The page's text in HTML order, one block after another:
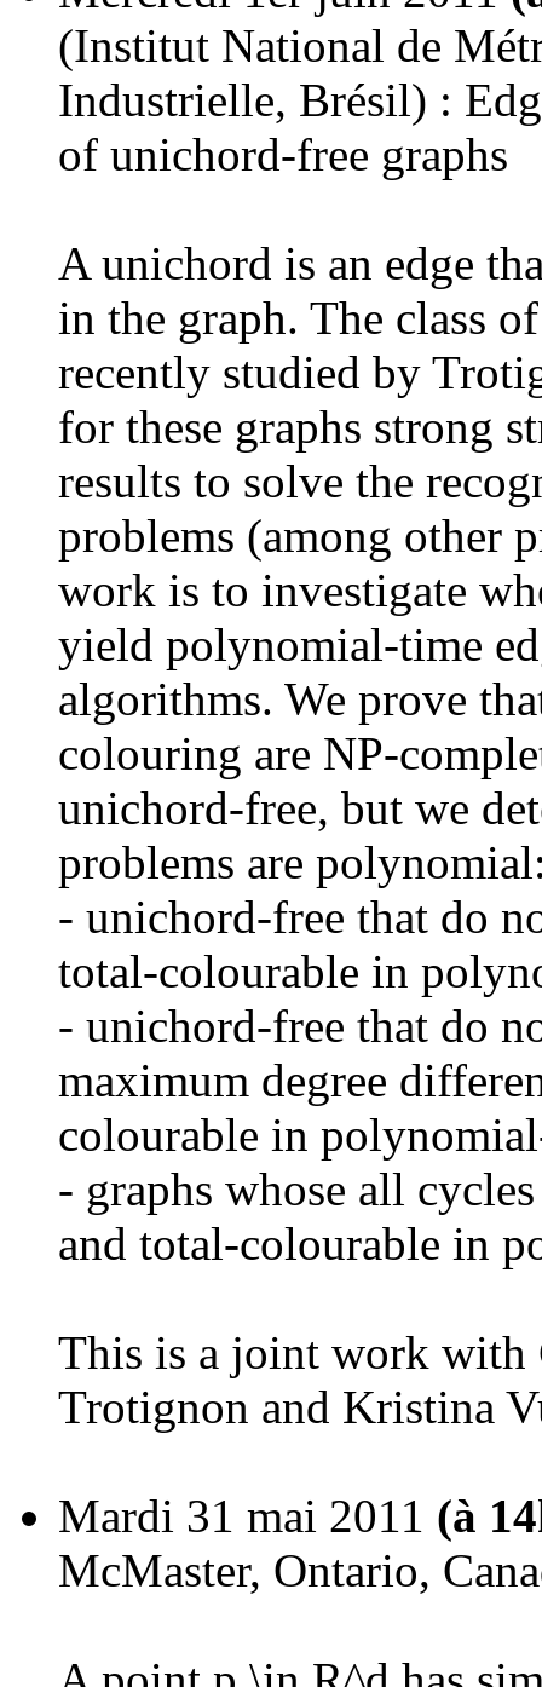
(Institut National de
Industrielle, Brésil) :
of unichord-free graphs
A unichord is an edge
in the graph. The class
recently studied by
for these graphs strong
results to solve the
problems (among other
work is to investigate
yield polynomial-time
algorithms. We prove
colouring are NP-
unichord-free, but we
problems are
- unichord-free that do
total-colourable in
- unichord-free that do
maximum degree
colourable in
- graphs whose all
and total-colourable in
This is a joint work with
Trotignon and Kristina
Mardi 31 mai 2011 (à
McMaster, Ontario,